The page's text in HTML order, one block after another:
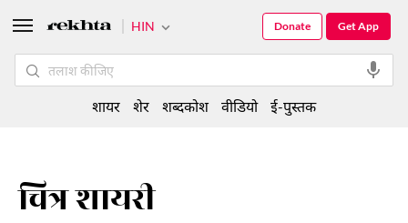
चित्र शायरी
HIN Get App
Donate
शायर शेर शब्दकोश वीडियो ई-पुस्तक